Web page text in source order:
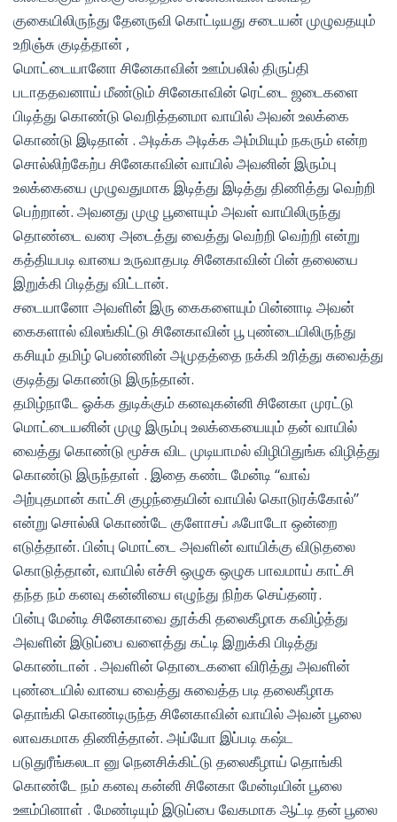
குகையிலிருந்து தேனருவி கொட்டியது சடையன் முழுவதயும்
உறிஞ்சு குடித்தான் ,
மொட்டையானோ சினேகாவின் ஊம்பலில் திருப்தி
படாததவனாய் மீண்டும் சினேகாவின் ரெட்டை ஜடைகளை
பிடித்து கொண்டு வெறித்தனமா வாயில் அவன் உலக்கை
கொண்டு இடிதான் . அடிக்க அடிக்க அம்மியும் நகரும் என்ற
சொல்லிற்கேற்ப சினேகாவின் வாயில் அவனின் இரும்பு
உலக்கையை முழுவதுமாக இடித்து இடித்து திணித்து வெற்றி
பெற்றான். அவனது முழு பூளையும் அவள் வாயிலிருந்து
தொண்டை வரை அடைத்து வைத்து வெற்றி வெற்றி என்று
கத்தியபடி வாயை உருவாதபடி சினேகாவின் பின் தலையை
இறுக்கி பிடித்து விட்டான்.
சடையானோ அவளின் இரு கைகளையும் பின்னாடி அவன்
கைகளால் விலங்கிட்டு சினேகாவின் பூ புண்டையிலிருந்து
கசியும் தமிழ் பெண்ணின் அமுதத்தை நக்கி உரித்து சுவைத்து
குடித்து கொண்டு இருந்தான்.
தமிழ்நாடே ஓக்க துடிக்கும் கனவுகன்னி சினேகா முரட்டு
மொட்டையனின் முழு இரும்பு உலக்கையையும் தன் வாயில்
வைத்து கொண்டு மூச்சு விட முடியாமல் விழிபிதுங்க விழித்து
கொண்டு இருந்தாள் . இதை கண்ட மேன்டி “வாவ்
அற்புதமான் காட்சி குழந்தையின் வாயில் கொடுரக்கோல்”
என்று சொல்லி கொண்டே குளோசப் ஃபோடோ ஒன்றை
எடுத்தான். பின்பு மொட்டை அவளின் வாயிக்கு விடுதலை
கொடுத்தான், வாயில் எச்சி ஒழுக ஒழுக பாவமாய் காட்சி
தந்த நம் கனவு கன்னியை எழுந்து நிற்க செய்தனர்.
பின்பு மேன்டி சினேகாவை தூக்கி தலைகீழாக கவிழ்த்து
அவளின் இடுப்பை வளைத்து கட்டி இறுக்கி பிடித்து
கொண்டான் . அவளின் தொடைகளை விரித்து அவளின்
புண்டையில் வாயை வைத்து சுவைத்த படி தலைகீழாக
தொங்கி கொண்டிருந்த சினேகாவின் வாயில் அவன் பூலை
லாவகமாக திணித்தான். அய்யோ இப்படி கஷ்ட
படுதுரீங்கலடா னு நெனசிக்கிட்டு தலைகீழாய் தொங்கி
கொண்டே நம் கனவு கன்னி சினேகா மேன்டியின் பூலை
ஊம்பினாள் . மேண்டியும் இடுப்பை வேகமாக ஆட்டி தன் பூலை